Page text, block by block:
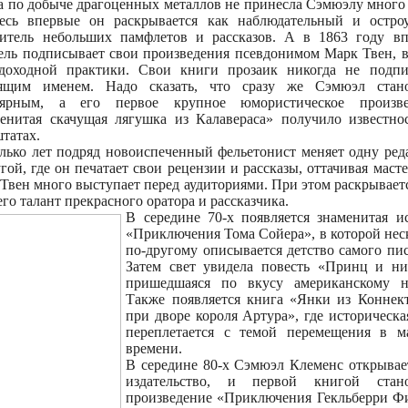
по добыче драгоценных металлов не принесла Сэмюэлу много
впервые он раскрывается как наблюдательный и
небольших памфлетов и рассказов. А в 1863 году
подписывает свои произведения псевдонимом Марк Твен,
практики. Свои книги прозаик никогда не
именем. Надо сказать, что сразу же Сэмюэл
а его первое крупное юмористическое
скачущая лягушка из Калавераса» получило
лет подряд новоиспеченный фельетонист меняет одну
где он печатает свои рецензии и рассказы, оттачивая
много выступает перед аудиториями. При этом
талант прекрасного оратора и рассказчика.
В середине 70-х появляется знаменитая
«Приключения Тома Сойера», в которой
по-другому описывается детство самого
Затем свет увидела повесть «Принц и
пришедшаяся по вкусу американскому
Также появляется книга «Янки из
при дворе короля Артура», где
переплетается с темой перемещения в
времени.
В середине 80-х Сэмюэл Клеменс
издательство, и первой книгой
произведение «Приключения Гекльберри